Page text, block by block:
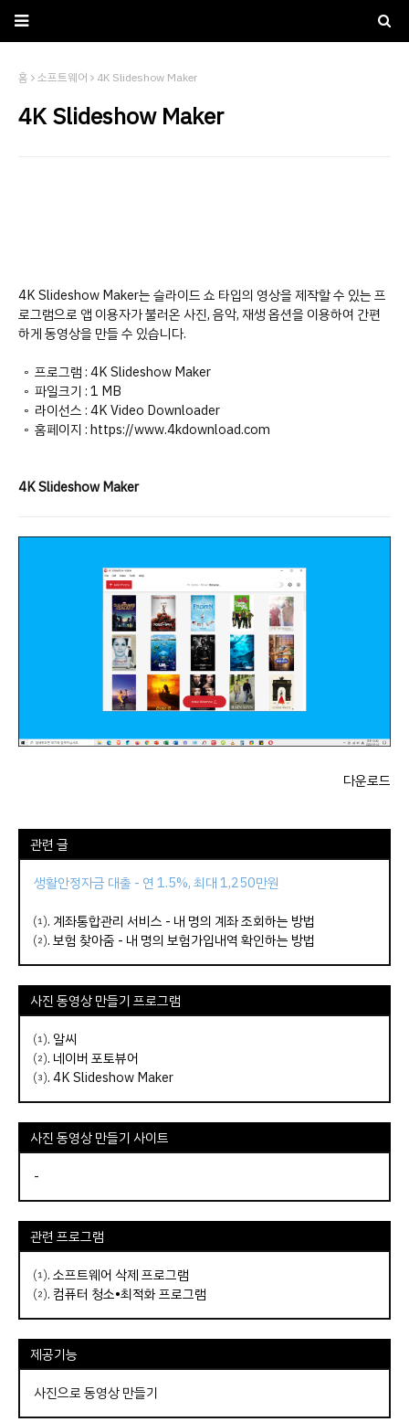
홈 소프트웨어 4K Slideshow Maker
4K Slideshow Maker
4K Slideshow Maker는 슬라이드 쇼 타입의 영상을 제작할 수 있는 프
로그램으로 앱 이용자가 불러온 사진, 음악, 재생 옵션을 이용하여 간편
하게 동영상을 만들 수 있습니다.
◦ 프로그램 : 4K Slideshow Maker
◦ 파일크기 : 1 MB
◦ 라이선스 : 4K Video Downloader
◦ 홈페이지 : https://www.4kdownload.com
4K Slideshow Maker
다운로드
관련 글
생활안정자금 대출 - 연 1.5%, 최대 1,250만원
⑴. 계좌통합관리 서비스 - 내 명의 계좌 조회하는 방법
⑵.보험 찾아줌 - 내 명의 보험가입내역 확인하는 방법
사진 동영상 만들기 프로그램
⑴.알씨
⑵. 네이버 포토뷰어
⑶. 4K Slideshow Maker
사진 동영상 만들기 사이트
-
관련 프로그램
⑴.소프트웨어 삭제 프로그램
⑵. 컴퓨터 청소•최적화 프로그램
제공기능
사진으로 동영상 만들기